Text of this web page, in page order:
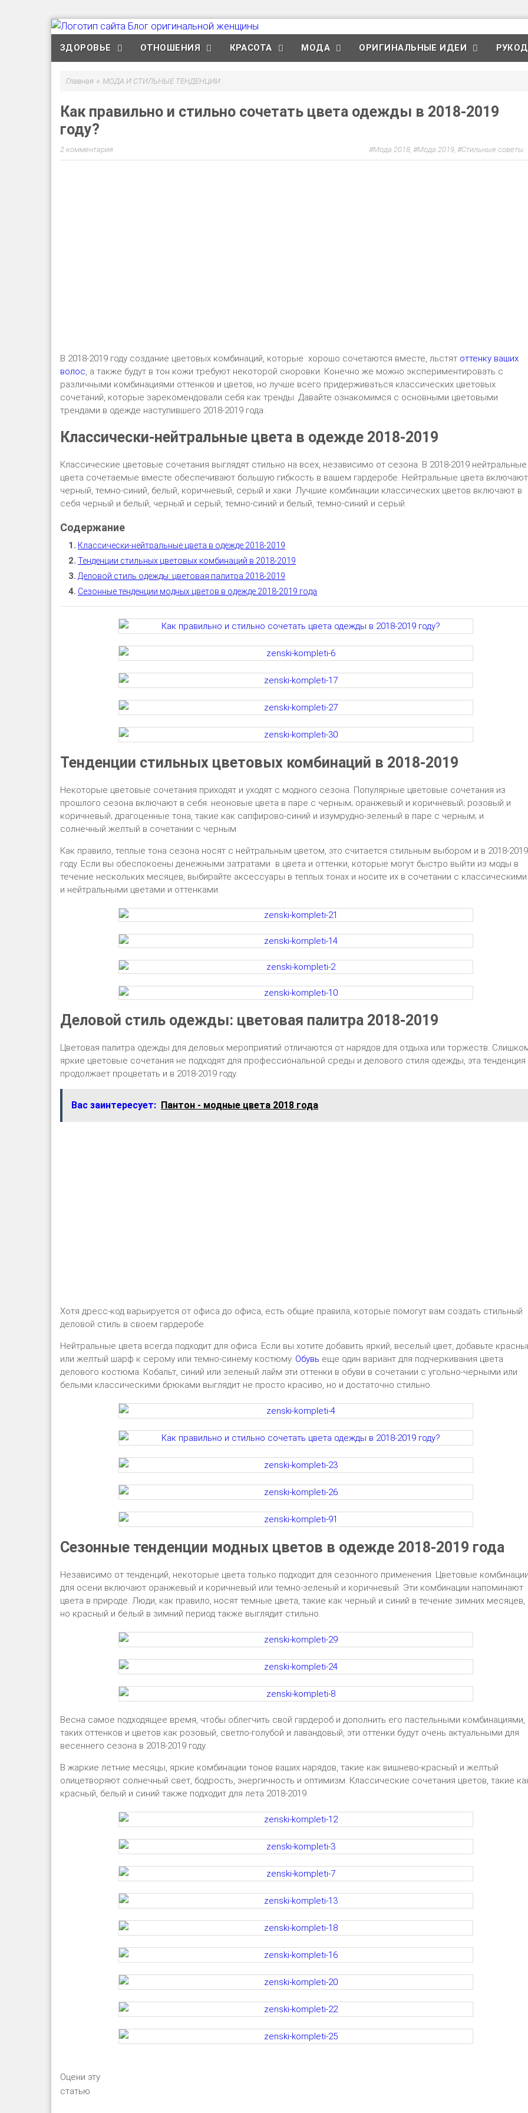
ЗДОРОВЬЕ ОТНОШЕНИЯ КРАСОТА МОДА ОРИГИНАЛЬНЫЕ ИДЕИ
Главная » МОДА И СТИЛЬНЫЕ ТЕНДЕНЦИИ
Как правильно и стильно сочетать цвета одежды в 2018-2019
году?
2 комментария Мода 2018, Мода 2019, Стильные советы
В 2018-2019 году создание цветовых комбинаций, которые хорошо сочетаются вместе, льстят оттенку ваших
волос , а также будут в тон кожи требуют некоторой сноровки. Конечно же можно экспериментировать с
различными комбинациями оттенков и цветов, но лучше всего придерживаться классических цветовых
сочетаний, которые зарекомендовали себя как тренды. Давайте ознакомимся с основными цветовыми
трендами в одежде наступившего 2018-2019 года.
Классически-нейтральные цвета в одежде 2018-2019
Классические цветовые сочетания выглядят стильно на всех, независимо от сезона. В 2018-2019 нейтральные
цвета сочетаемые вместе обеспечивают большую гибкость в вашем гардеробе. Нейтральные цвета включают
черный, темно-синий, белый, коричневый, серый и хаки. Лучшие комбинации классических цветов включают в
себя черный и белый, черный и серый, темно-синий и белый, темно-синий и серый.
Классически-нейтральные цвета в одежде 2018-2019
Тенденции стильных цветовых комбинаций в 2018-2019
Деловой стиль одежды: цветовая палитра 2018-2019
Сезонные тенденции модных цветов в одежде 2018-2019 года
Тенденции стильных цветовых комбинаций в 2018-2019
Некоторые цветовые сочетания приходят и уходят с модного сезона. Популярные цветовые сочетания из
прошлого сезона включают в себя: неоновые цвета в паре с черным; оранжевый и коричневый; розовый и
коричневый; драгоценные тона, такие как сапфирово-синий и изумрудно-зеленый в паре с черным; и
солнечный желтый в сочетании с черным.
Как правило, теплые тона сезона носят с нейтральным цветом, это считается стильным выбором и в 2018-2019
году. Если вы обеспокоены денежными затратами в цвета и оттенки, которые могут быстро выйти из моды в
течение нескольких месяцев, выбирайте аксессуары в теплых тонах и носите их в сочетании с классическими
и нейтральными цветами и оттенками.
Деловой стиль одежды: цветовая палитра 2018-2019
Цветовая палитра одежды для деловых мероприятий отличаются от нарядов для отдыха или торжеств.
яркие цветовые сочетания не подходят для профессиональной среды и делового стиля одежды, эта тенденция
продолжает процветать и в 2018-2019 году.
Вас заинтересует: Пантон - модные цвета 2018 года
Хотя дресс-код варьируется от офиса до офиса, есть общие правила, которые помогут вам создать стильный
деловой стиль в своем гардеробе.
Нейтральные цвета всегда подходит для офиса. Если вы хотите добавить яркий, веселый цвет, добавьте
или желтый шарф к серому или темно-синему костюму. Обувь еще один вариант для подчеркивания цвета
делового костюма. Кобальт, синий или зеленый лайм эти оттенки в обуви в сочетании с угольно-черными или
белыми классическими брюками выглядит не просто красиво, но и достаточно стильно.
Сезонные тенденции модных цветов в одежде 2018-2019 года
Независимо от тенденций, некоторые цвета только подходит для сезонного применения. Цветовые
для осени включают оранжевый и коричневый или темно-зеленый и коричневый. Эти комбинации напоминают
цвета в природе. Люди, как правило, носят темные цвета, такие как черный и синий в течение зимних месяцев,
но красный и белый в зимний период также выглядит стильно.
Весна самое подходящее время, чтобы облегчить свой гардероб и дополнить его пастельными комбинациями,
таких оттенков и цветов как розовый, светло-голубой и лавандовый, эти оттенки будут очень актуальными для
весеннего сезона в 2018-2019 году.
В жаркие летние месяцы, яркие комбинации тонов ваших нарядов, такие как вишнево-красный и желтый
олицетворяют солнечный свет, бодрость, энергичность и оптимизм. Классические сочетания цветов, такие
красный, белый и синий также подходит для лета 2018-2019.
Оцени эту
статью